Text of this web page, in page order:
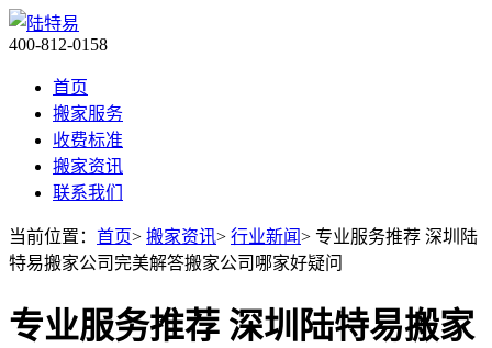
400-812-0158
首页
搬家服务
收费标准
搬家资讯
联系我们
当前位置： 首页> 搬家资讯> 行业新闻> 专业服务推荐 深圳陆
特易搬家公司完美解答搬家公司哪家好疑问
专业服务推荐 深圳陆特易搬家